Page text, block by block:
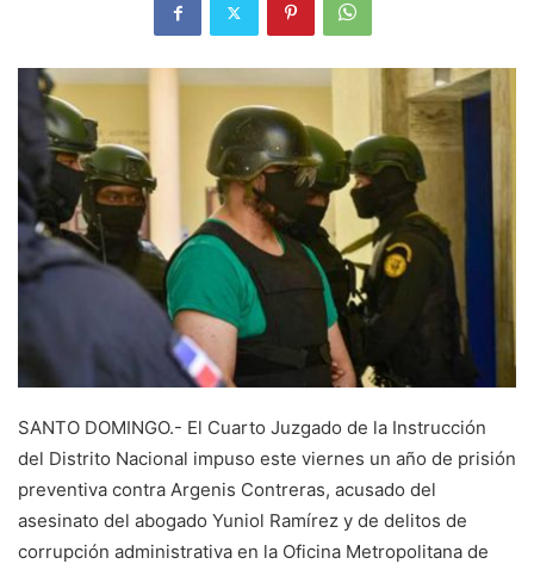
SANTO DOMINGO.- El Cuarto Juzgado de la Instrucción
del Distrito Nacional impuso este viernes un año de prisión
preventiva contra Argenis Contreras, acusado del
asesinato del abogado Yuniol Ramírez y de delitos de
corrupción administrativa en la Oficina Metropolitana de